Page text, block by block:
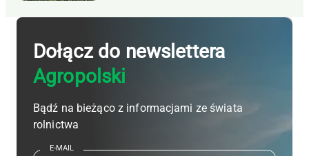
Dołącz do newslettera
Agropolski
Bądź na bieżąco z informacjami ze świata
rolnictwa
E-MAIL